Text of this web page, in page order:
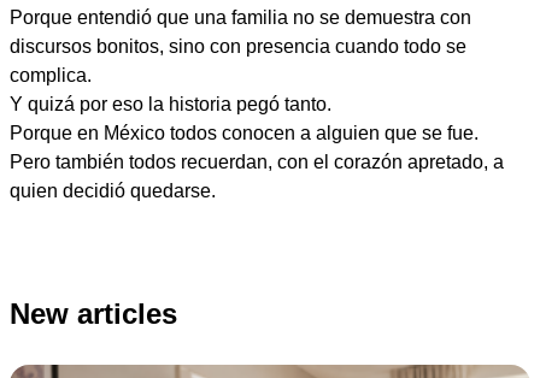
Porque entendió que una familia no se demuestra con
discursos bonitos, sino con presencia cuando todo se
complica.
Y quizá por eso la historia pegó tanto.
Porque en México todos conocen a alguien que se fue.
Pero también todos recuerdan, con el corazón apretado, a
quien decidió quedarse.
New articles